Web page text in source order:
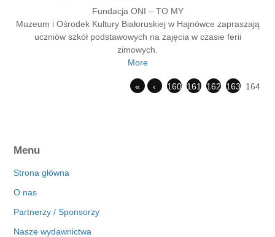
Fundacja ONI – TO MY
Muzeum i Ośrodek Kultury Białoruskiej w Hajnówce zapraszają
uczniów szkół podstawowych na zajęcia w czasie ferii
zimowych.
More
« ‹ 160 161 162 163 164
Menu
Strona główna
O nas
Partnerzy / Sponsorzy
Nasze wydawnictwa